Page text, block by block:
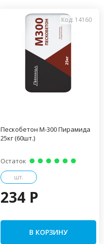
Код: 14160
Пескобетон М-300 Пирамида
25кг (60шт.)
Остаток
шт.
234 P
В КОРЗИНУ